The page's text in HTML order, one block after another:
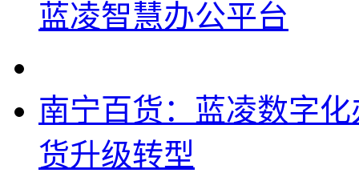
蓝凌智慧办公平台
南宁百货：蓝凌数字
货升级转型